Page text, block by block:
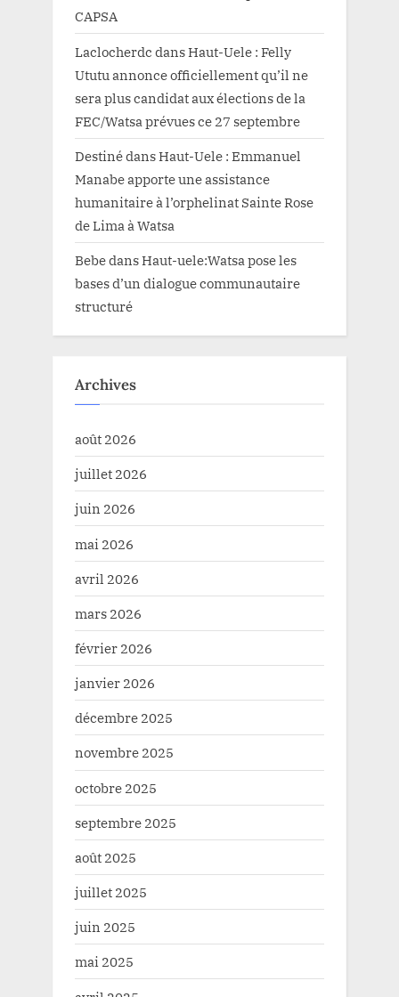
CAPSA
Laclocherdc dansHaut-Uele : Felly
Ututu annonce officiellement qu’il ne
sera plus candidat aux élections de la
FEC/Watsa prévues ce 27 septembre
DestinédansHaut-Uele : Emmanuel
Manabe apporte une assistance
humanitaire à l’orphelinat Sainte Rose
de Lima à Watsa
BebedansHaut-uele:Watsa pose les
bases d’un dialogue communautaire
structuré
Archives
août 2026
juillet 2026
juin 2026
mai 2026
avril 2026
mars 2026
février 2026
janvier 2026
décembre 2025
novembre 2025
octobre 2025
septembre 2025
août 2025
juillet 2025
juin 2025
mai 2025